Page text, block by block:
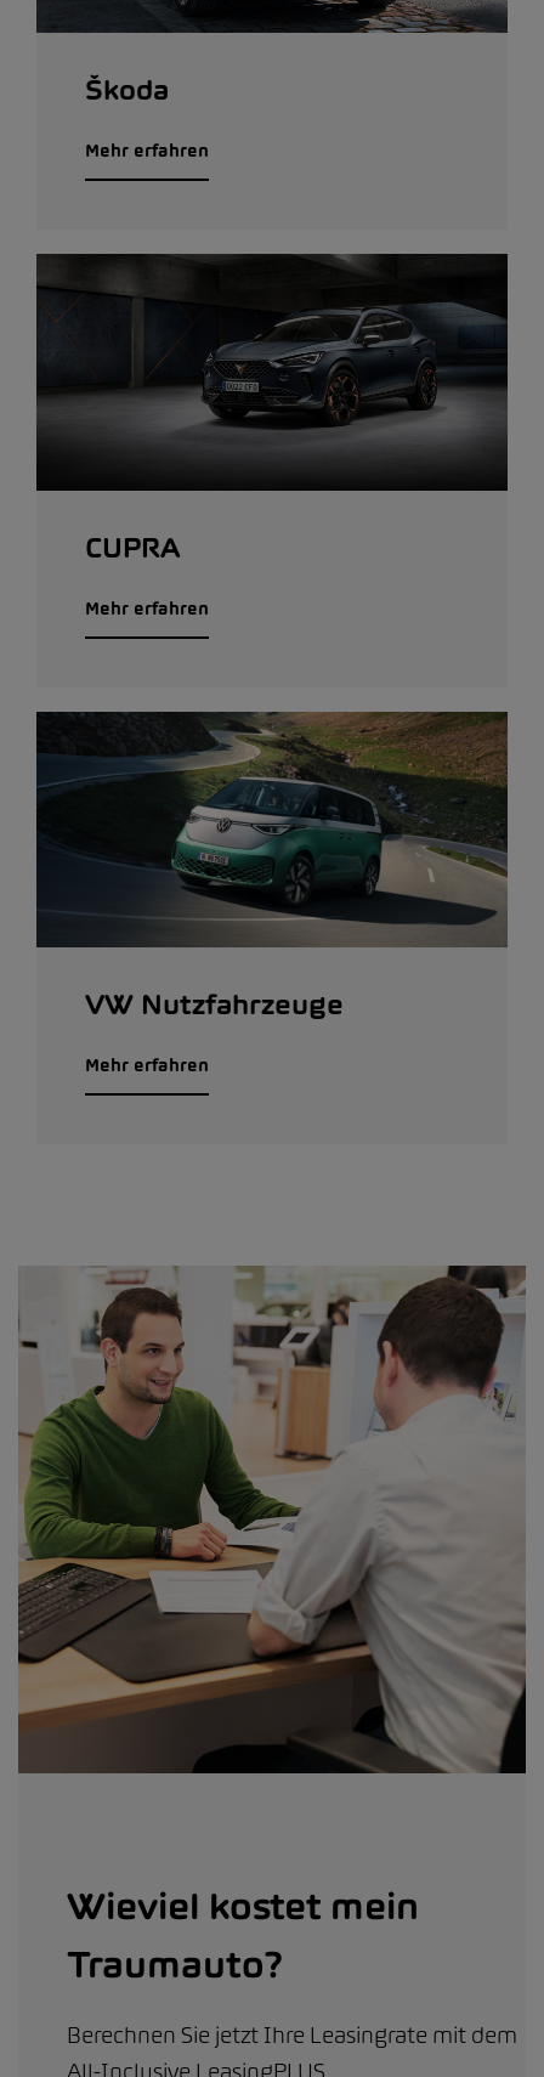
Škoda
Mehr erfahren
CUPRA
Mehr erfahren
VW Nutzfahrzeuge
Mehr erfahren
Wieviel kostet mein
Traumauto?
Berechnen Sie jetzt Ihre Leasingrate mit dem